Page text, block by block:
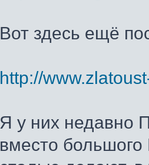
Вот здесь ещё
http://
Я у них недавно
вместо